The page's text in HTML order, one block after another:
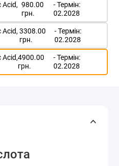
Acid, 980.00
грн.
- Термін:
02.2028
Acid, 3308.00
грн.
- Термін:
02.2028
Acid,4900.00
грн.
- Термін:
02.2028